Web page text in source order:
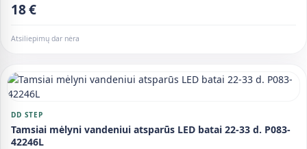
18 €
Atsiliepimų dar nėra
DD STEP
Tamsiai mėlyni vandeniui atsparūs LED batai 22-33 d. P083-
42246L